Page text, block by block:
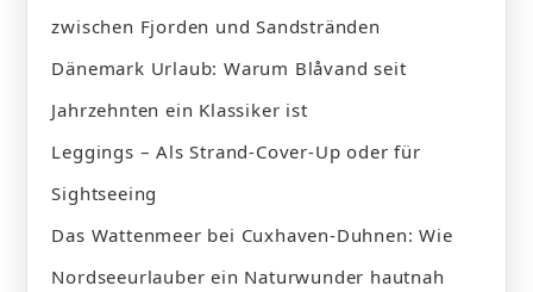
zwischen Fjorden und Sandstränden
Dänemark Urlaub: Warum Blåvand seit
Jahrzehnten ein Klassiker ist
Leggings – Als Strand-Cover-Up oder für
Sightseeing
Das Wattenmeer bei Cuxhaven-Duhnen: Wie
Nordseeurlauber ein Naturwunder hautnah